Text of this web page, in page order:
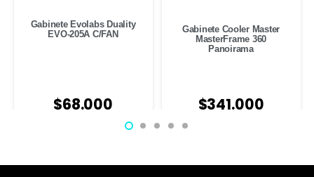
Gabinete Evolabs Duality
EVO-205A C/FAN
$68.000
Gabinete Cooler Master
MasterFrame 360
Panoirama
$341.000